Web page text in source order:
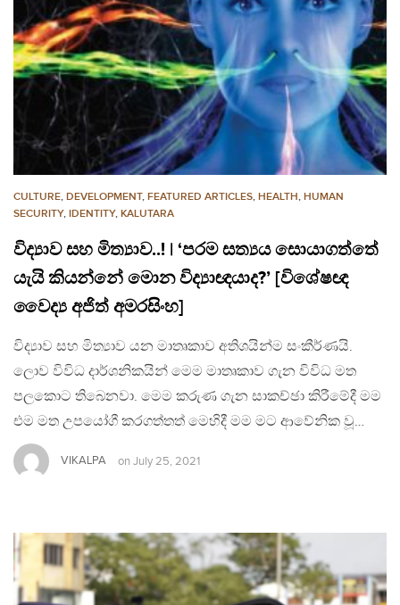
CULTURE, DEVELOPMENT, FEATURED ARTICLES, HEALTH, HUMAN
SECURITY, IDENTITY, KALUTARA
විද්‍යාව සහ මිත්‍යාව..! | ‘පරම සත්‍යය සොයාගත්තේ
යැයි කියන්නේ මොන විද්‍යාඥයාද?’ [විශේෂඥ
වෛද්‍ය අජිත් අමරසිංහ]
විද්‍යාව සහ මිත්‍යාව යන මාතෘකාව අතිශයින්ම සංකීර්ණයි.
ලොව විවිධ දාර්ශනිකයින් මෙම මාතෘකාව ගැන විවිධ මත
පලකොට තිබෙනවා. මෙම කරුණ ගැන සාකච්ඡා කිරීමේදී මම
එම මත උපයෝගී කරගත්තත් මෙහිදී මම මට ආවේනික වූ…
VIKALPA on July 25, 2021